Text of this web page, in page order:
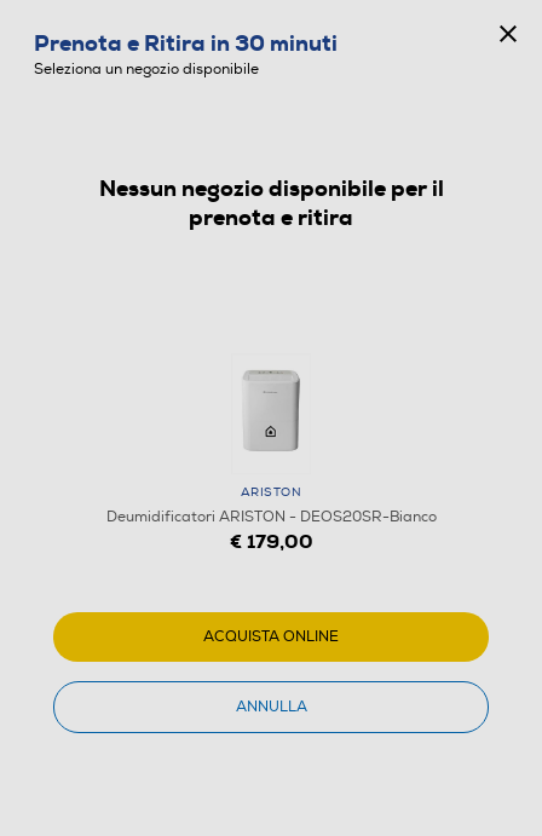
DEUMIDIFICATORI
Prenota e Ritira in 30 minuti
Seleziona un negozio disponibile
Nessun negozio disponibile per il
prenota e ritira
ARISTON
Deumidificatori ARISTON - DEOS20SR-Bianco
€ 179,00
ACQUISTA ONLINE
ANNULLA